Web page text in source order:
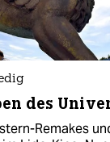
des
Remakes